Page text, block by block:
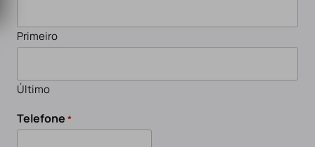
Primeiro
Último
Telefone *